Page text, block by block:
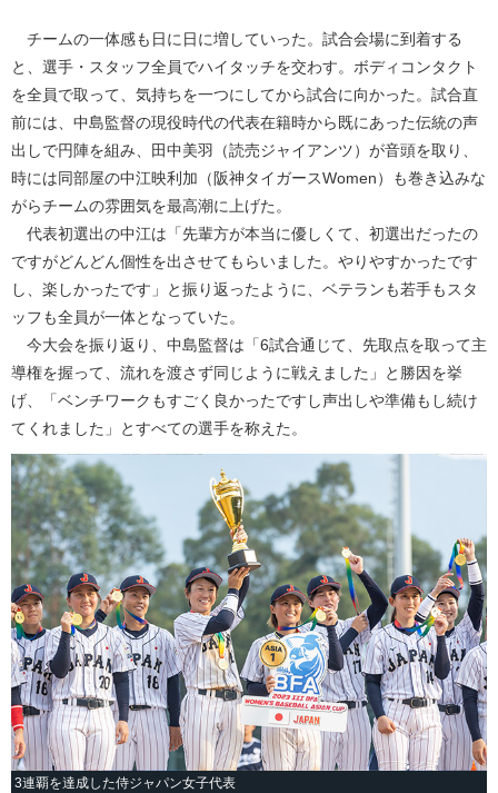
チームの一体感も日に日に増していった。試合会場に到着する
と、選手・スタッフ全員でハイタッチを交わす。ボディコンタクト
を全員で取って、気持ちを一つにしてから試合に向かった。試合直
前には、中島監督の現役時代の代表在籍時から既にあった伝統の声
出しで円陣を組み、田中美羽（読売ジャイアンツ）が音頭を取り、
時には同部屋の中江映利加（阪神タイガースWomen）も巻き込みな
がらチームの雰囲気を最高潮に上げた。
代表初選出の中江は「先輩方が本当に優しくて、初選出だったの
ですがどんどん個性を出させてもらいました。やりやすかったです
し、楽しかったです」と振り返ったように、ベテランも若手もスタ
ッフも全員が一体となっていた。
今大会を振り返り、中島監督は「6試合通じて、先取点を取って主
導権を握って、流れを渡さず同じように戦えました」と勝因を挙
げ、「ベンチワークもすごく良かったですし声出しや準備もし続け
てくれました」とすべての選手を称えた。
3連覇を達成した侍ジャパン女子代表